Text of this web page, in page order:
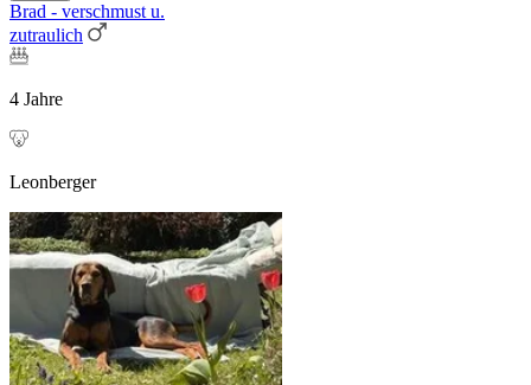
Brad - verschmust u.
zutraulich
4 Jahre
Leonberger